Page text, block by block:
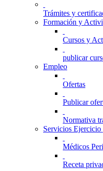
Trámites y
Formación y
Cursos y
publicar
Empleo
Ofertas
Publicar
Normativa
Servicios Ejercicio
Médicos
Receta